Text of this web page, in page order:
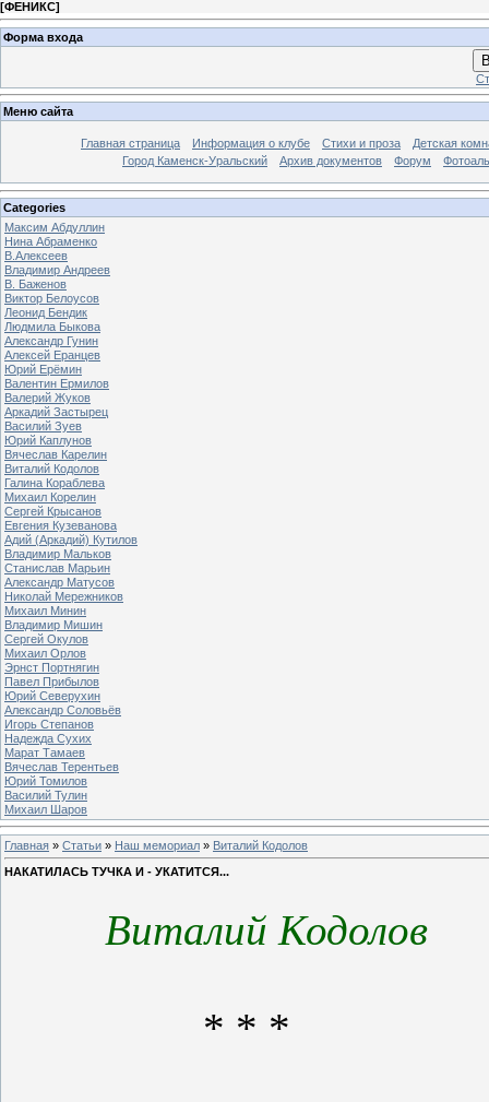
[ФЕНИКС]
Форма входа
Меню сайта
Главная страница Информация о клубе Стихи и проза
Детская
Город Каменск-Уральский
Архив документов Форум
Categories
Максим Абдуллин
Нина Абраменко
В.Алексеев
Владимир Андреев
В. Баженов
Виктор Белоусов
Леонид Бендик
Людмила Быкова
Александр Гунин
Алексей Еранцев
Юрий Ерёмин
Валентин Ермилов
Валерий Жуков
Аркадий Застырец
Василий Зуев
Юрий Каплунов
Вячеслав Карелин
Виталий Кодолов
Галина Кораблева
Михаил Корелин
Сергей Крысанов
Евгения Кузеванова
Адий (Аркадий) Кутилов
Владимир Мальков
Станислав Марьин
Александр Матусов
Николай Мережников
Михаил Минин
Владимир Мишин
Сергей Окулов
Михаил Орлов
Эрнст Портнягин
Павел Прибылов
Юрий Северухин
Александр Соловьёв
Игорь Степанов
Надежда Сухих
Марат Тамаев
Вячеслав Терентьев
Юрий Томилов
Василий Тулин
Михаил Шаров
Главная » Статьи » Наш мемориал » Виталий Кодолов
НАКАТИЛАСЬ ТУЧКА И - УКАТИТСЯ...
Виталий Кодолов
* * *